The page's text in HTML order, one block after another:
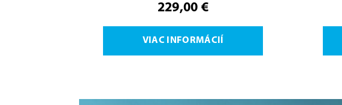
229,00 €
VIAC INFORMÁCIÍ